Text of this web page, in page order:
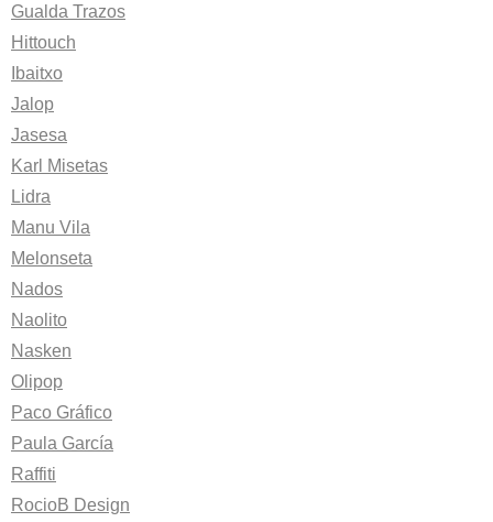
Gualda Trazos
Hittouch
Ibaitxo
Jalop
Jasesa
Karl Misetas
Lidra
Manu Vila
Melonseta
Nados
Naolito
Nasken
Olipop
Paco Gráfico
Paula García
Raffiti
RocioB Design